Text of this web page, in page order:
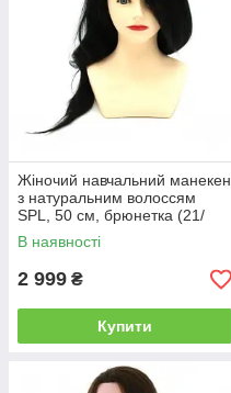
Жіночий навчальний манекен
з натуральним волоссям
SPL, 50 см, брюнетка (21/
А-1)
В наявності
2 999 ₴
Купити